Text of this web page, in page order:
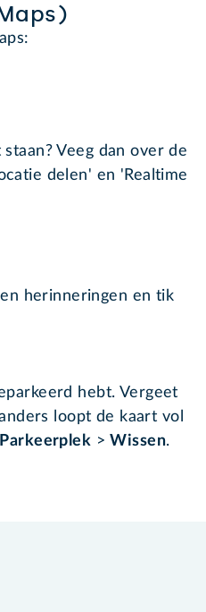
Veeg dan over de
delen' en 'Realtime
herinneringen en tik
hebt. Vergeet
loopt de kaart vol
Parkeerplek >Wissen.